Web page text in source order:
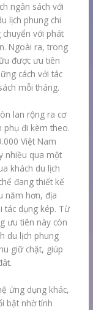
ngân sách với
lịch phung chi
với phát
Ngoài ra, trong
được ưu tiên
cách với tác
mỗi tháng.
lan rộng ra cơ
phụ đi kèm theo.
Việt Nam
nhiều qua một
khách du lịch
đang thiết kế
năm hơn, địa
tác dụng kép. Từ
ưu tiên này còn
du lịch phung
giữ chặt, giúp
ứng dụng khác,
bật nhờ tính